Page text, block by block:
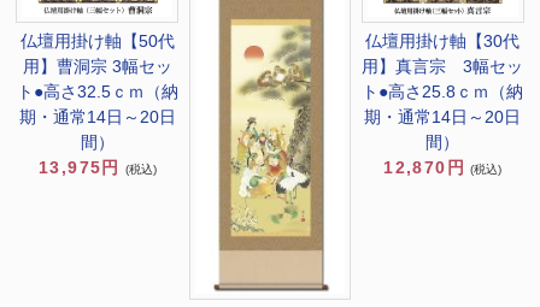
仏壇用掛け軸【50代
用】曹洞宗 3幅セッ
ト●高さ32.5ｃｍ（納
期・通常14日～20日
間）
13,975円
(税込)
仏壇用掛け軸【30代
用】真言宗 3幅セッ
ト●高さ25.8ｃｍ（納
期・通常14日～20日
間）
12,870円 (税込)